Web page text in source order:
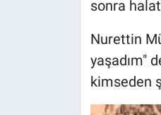
sonra
Nurettin
yaşadım"
kimseden
Programlar